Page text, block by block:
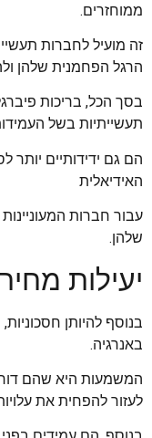
ממוחזרים.
זה מועיל לחברות
הרגל הפחמנית שלהן
בסך הכל, בריכות
תעשייתיות בשל
הם גם ידידותיים
האידיאלית
עבור חברות
שלהן.
יעילות מחיר
בנוסף להיותן
באנרגיה.
המשמעות היא שהם
לעזור להפחית את